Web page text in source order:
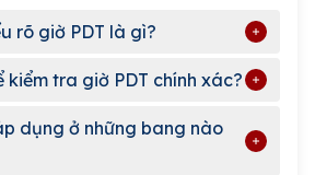
rõ giờ PDT là gì?
kiểm tra giờ PDT chính xác?
dụng ở những bang nào